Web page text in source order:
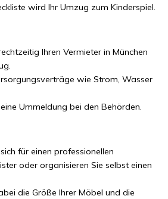
wird Ihr Umzug zum Kinderspiel.
Ihren Vermieter in München
wie Strom, Wasser
Ummeldung bei den Behörden.
für einen professionellen
oder organisieren Sie selbst einen
die Größe Ihrer Möbel und die